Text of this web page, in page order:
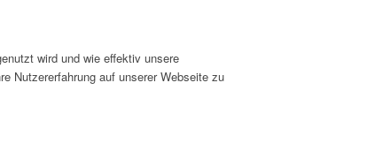
wird und wie effektiv unsere
Nutzererfahrung auf unserer Webseite zu